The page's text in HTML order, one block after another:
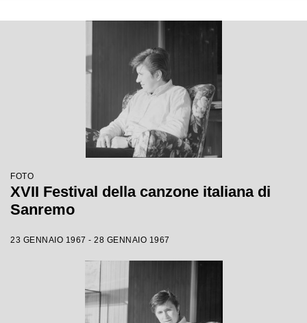
FOTO
XVII Festival della canzone italiana di
Sanremo
23 GENNAIO 1967 - 28 GENNAIO 1967